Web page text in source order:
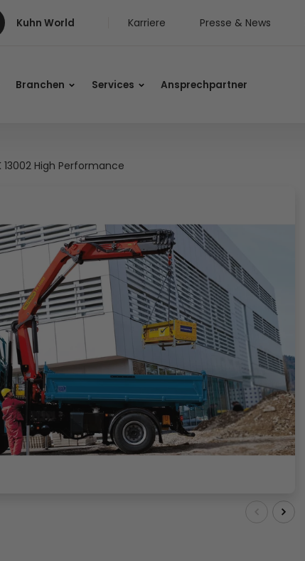
Kuhn World Karriere Presse & News
Branchen Services Ansprechpartner
13002 High Performance